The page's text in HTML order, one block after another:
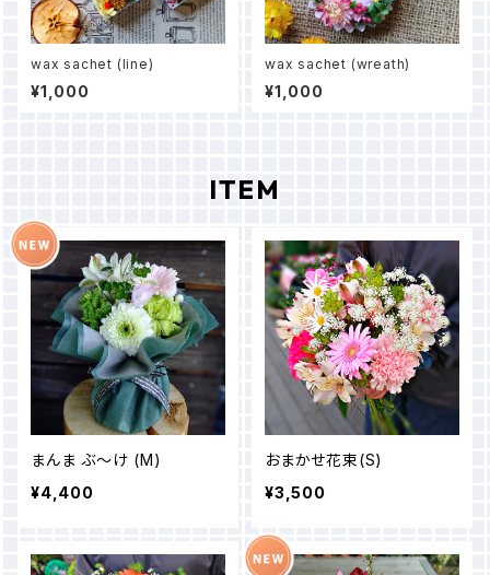
wax sachet (line)
¥1,000
wax sachet (wreath)
¥1,000
ITEM
まんま ぶ〜け (M)
¥4,400
おまかせ花束(S)
¥3,500